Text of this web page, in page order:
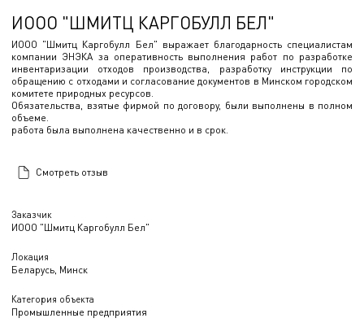
Заказчик
ИООО "Шмитц Каргобулл Бел"
Локация
Беларусь, Минск
Категория объекта
Промышленные предприятия
ИООО "ШМИТЦ КАРГОБУЛЛ БЕЛ"
ИООО "Шмитц Каргобулл Бел" выражает благодарность специалистам
компании ЭНЭКА за оперативность выполнения работ по разработке
инвентаризации отходов производства, разработку инструкции по
обращению с отходами и согласование документов в Минском городском
комитете природных ресурсов.
Обязательства, взятые фирмой по договору, были выполнены в полном
объеме.
работа была выполнена качественно и в срок.
Смотреть отзыв